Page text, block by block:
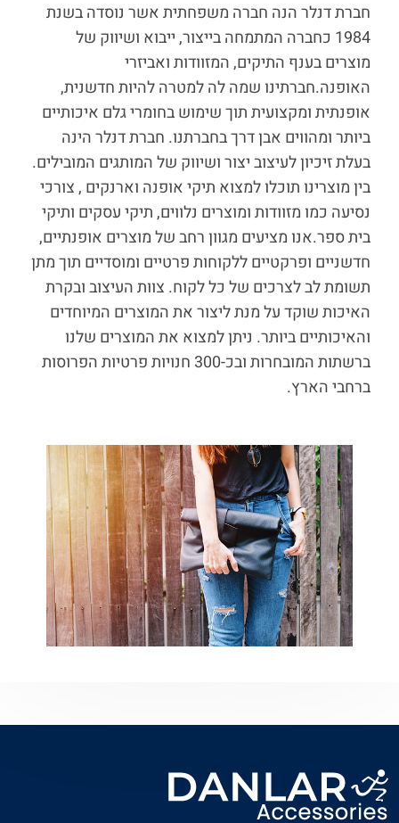
חברת דנלר הנה חברה משפחתית אשר נוסדה בשנת
1984 כחברה המתמחה בייצור, ייבוא ושיווק של
מוצרים בענף התיקים, המזוודות ואביזרי
האופנה.חברתינו שמה לה למטרה להיות חדשנית,
אופנתית ומקצועית תוך שימוש בחומרי גלם איכותיים
ביותר ומהווים אבן דרך בחברתנו. חברת דנלר הינה
בעלת זיכיון לעיצוב יצור ושיווק של המותגים המובילים.
בין מוצרינו תוכלו למצוא תיקי אופנה וארנקים , צורכי
נסיעה כמו מזוודות ומוצרים נלווים, תיקי עסקים ותיקי
בית ספר.אנו מציעים מגוון רחב של מוצרים אופנתיים,
חדשניים ופרקטיים ללקוחות פרטיים ומוסדיים תוך מתן
תשומת לב לצרכים של כל לקוח. צוות העיצוב ובקרת
האיכות שוקד על מנת ליצור את המוצרים המיוחדים
והאיכותיים ביותר. ניתן למצוא את המוצרים שלנו
ברשתות המובחרות ובכ-300 חנויות פרטיות הפרוסות
ברחבי הארץ.